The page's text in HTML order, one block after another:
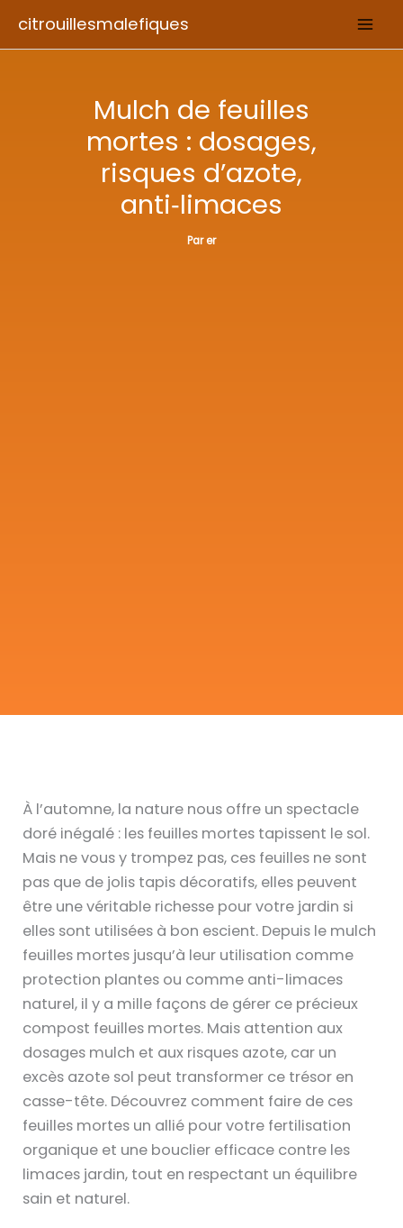
citrouillesmalefiques
Mulch de feuilles
mortes : dosages,
risques d’azote,
anti‑limaces
Parer
À l’automne, la nature nous offre un spectacle
doré inégalé : les feuilles mortes tapissent le sol.
Mais ne vous y trompez pas, ces feuilles ne sont
pas que de jolis tapis décoratifs, elles peuvent
être une véritable richesse pour votre jardin si
elles sont utilisées à bon escient. Depuis le mulch
feuilles mortes jusqu’à leur utilisation comme
protection plantes ou comme anti-limaces
naturel, il y a mille façons de gérer ce précieux
compost feuilles mortes. Mais attention aux
dosages mulch et aux risques azote, car un
excès azote sol peut transformer ce trésor en
casse-tête. Découvrez comment faire de ces
feuilles mortes un allié pour votre fertilisation
organique et une bouclier efficace contre les
limaces jardin, tout en respectant un équilibre
sain et naturel.